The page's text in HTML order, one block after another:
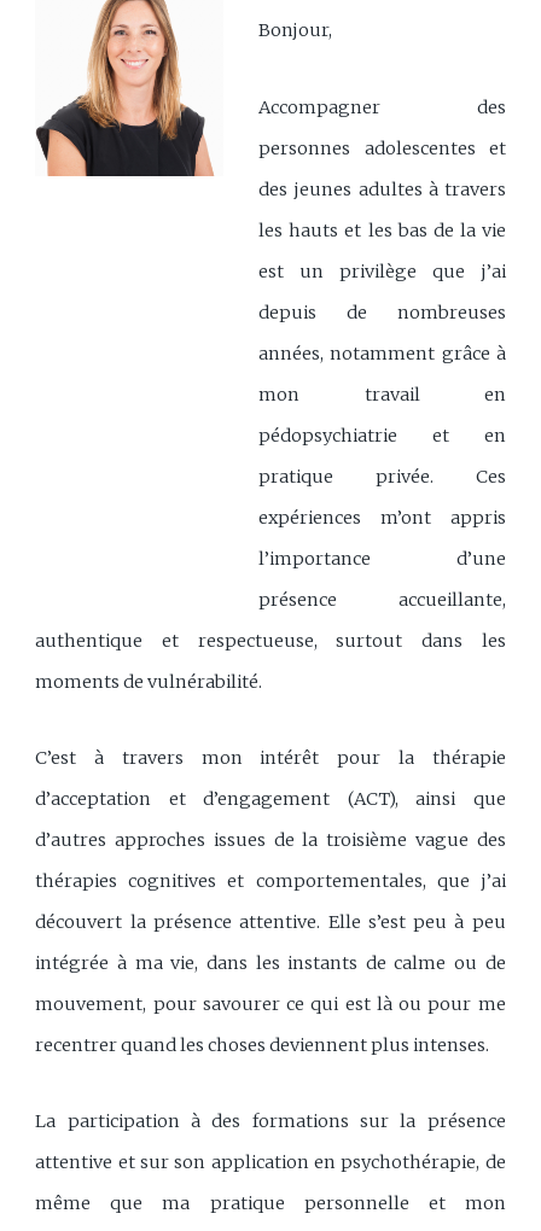
Bonjour,
Accompagner des
personnes adolescentes et
des jeunes adultes à travers
les hauts et les bas de la vie
est un privilège que j’ai
depuis de nombreuses
années, notamment grâce à
mon travail en
pédopsychiatrie et en
pratique privée. Ces
expériences m’ont appris
l’importance d’une
présence accueillante,
authentique et respectueuse, surtout dans les
moments de vulnérabilité.
C’est à travers mon intérêt pour la thérapie
d’acceptation et d’engagement (ACT), ainsi que
d’autres approches issues de la troisième vague des
thérapies cognitives et comportementales, que j’ai
découvert la présence attentive. Elle s’est peu à peu
intégrée à ma vie, dans les instants de calme ou de
mouvement, pour savourer ce qui est là ou pour me
recentrer quand les choses deviennent plus intenses.
La participation à des formations sur la présence
attentive et sur son application en psychothérapie, de
même que ma pratique personnelle et mon